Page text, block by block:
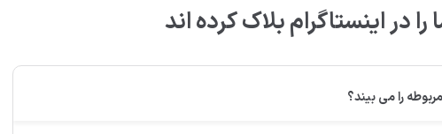
در اینستاگرام بلاک کرده اند
را می بیند؟